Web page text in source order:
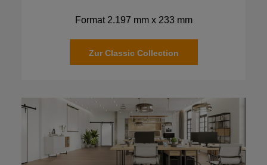
Format 2.197 mm x 233 mm
Zur Classic Collection